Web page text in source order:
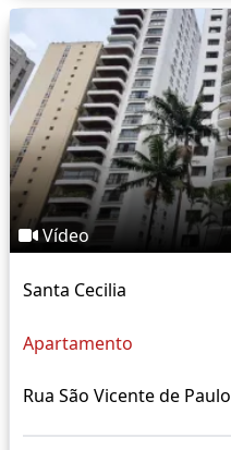
Vídeo
Santa Cecilia
Apartamento
Rua São Vicente de Paulo